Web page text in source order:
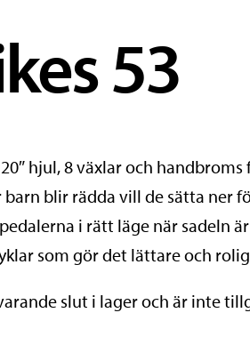
53
hjul, 8 växlar och
barn blir rädda vill de sätta
i rätt läge när sadeln
som gör det lättare och
slut i lager och är inte